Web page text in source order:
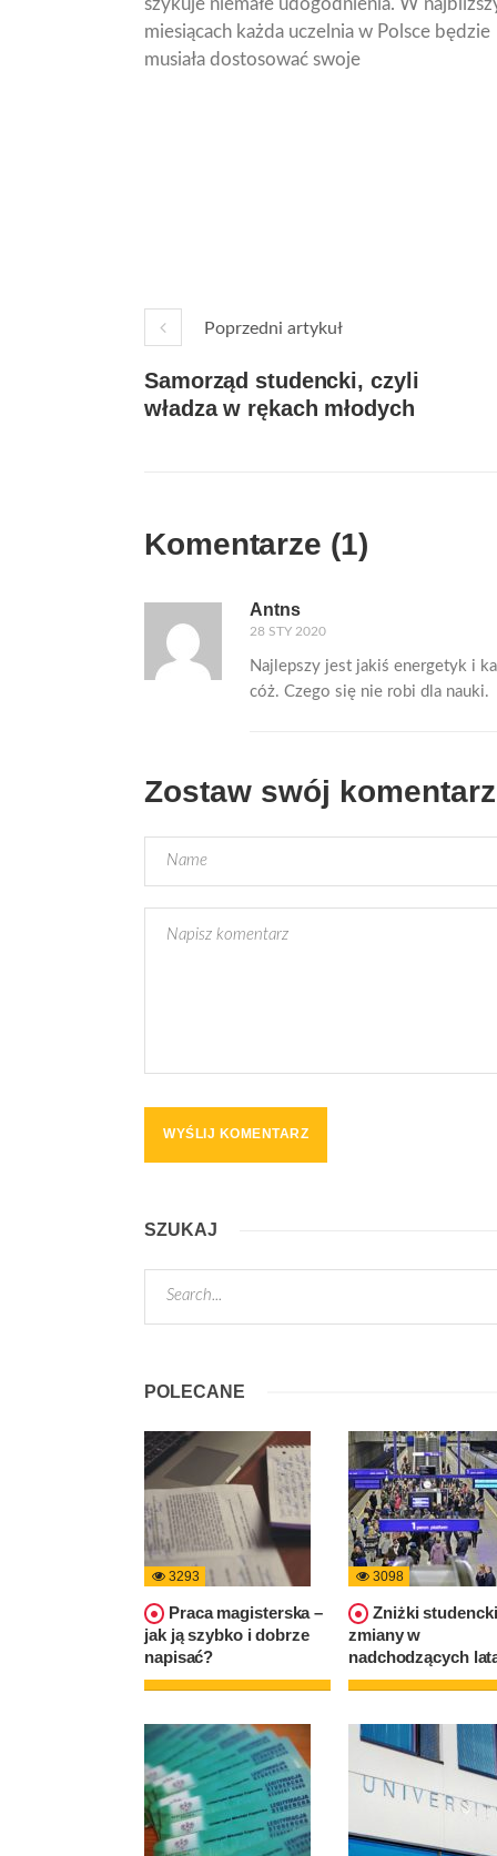
szykuje niemałe udogodnienia. W
miesiącach każda uczelnia w Polsce będzie
musiała dostosować swoje
Poprzedni artykuł
Samorząd studencki, czyli
władza w rękach młodych
Komentarze (1)
Antns
28 STY 2020
Najlepszy jest jakiś energetyk i
cóż. Czego się nie robi dla nauki.
Zostaw swój komentarz
SZUKAJ
POLECANE
3293
Praca magisterska –
jak ją szybko i dobrze
napisać?
3098
Zniżki
zmiany w
nadchodzących